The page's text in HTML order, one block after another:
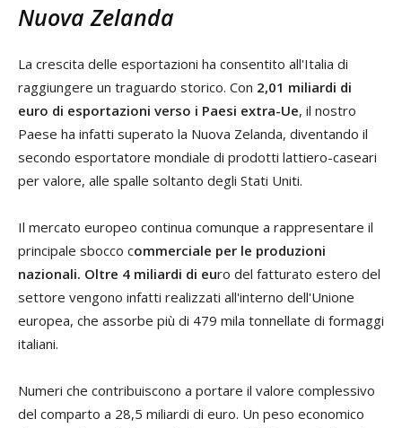
Nuova Zelanda
La crescita delle esportazioni ha consentito all'Italia di
raggiungere un traguardo storico. Con 2,01 miliardi di
euro di esportazioni verso i Paesi extra-Ue, il nostro
Paese ha infatti superato la Nuova Zelanda, diventando il
secondo esportatore mondiale di prodotti lattiero-caseari
per valore, alle spalle soltanto degli Stati Uniti.
Il mercato europeo continua comunque a rappresentare il
principale sbocco commerciale per le produzioni
nazionali. Oltre 4 miliardi di euro del fatturato estero del
settore vengono infatti realizzati all'interno dell'Unione
europea, che assorbe più di 479 mila tonnellate di formaggi
italiani.
Numeri che contribuiscono a portare il valore complessivo
del comparto a 28,5 miliardi di euro. Un peso economico